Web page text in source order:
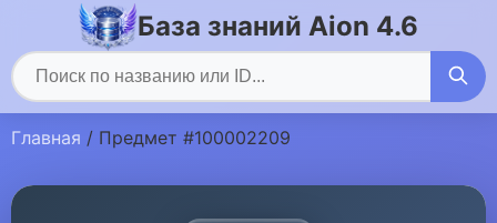
База знаний Aion 4.6
Главная / Предмет #100002209